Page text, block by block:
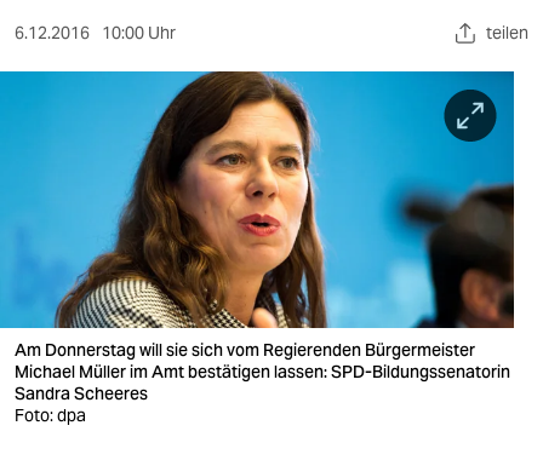
sport
verlag
veranstaltungen
shop
6.12.2016 10:00 Uhr teilen
Am Donnerstag will sie sich vom Regierenden Bürgermeister
Michael Müller im Amt bestätigen lassen: SPD-Bildungssenatorin
Sandra Scheeres
Foto: dpa